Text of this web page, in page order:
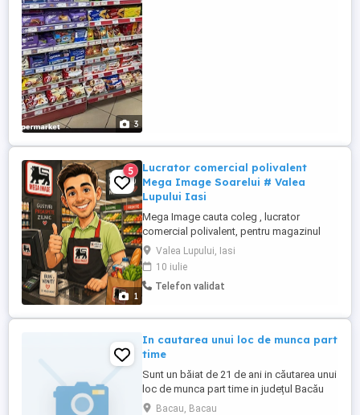
3
1
5
Lucrator comercial polivalent
Mega Image Soarelui # Valea
Lupului Iasi
Mega Image cauta coleg , lucrator
comercial polivalent, pentru magazinul
Mega Image Soarelui din Valea Lupului,
jud. Iasi Ce vei face in echipa Mega:
Aprovizionezi rafturile cu produse și
verifici termenul de valabilitate al acestora;
afișelor; Scanezi ...
Valea Lupului, Iasi
10 iulie
Telefon validat
In cautarea unui loc de munca part
time
Sunt un băiat de 21 de ani in căutarea unui
loc de munca part time in județul Bacău
Bacau, Bacau